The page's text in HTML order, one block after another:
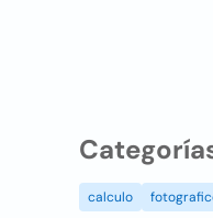
calculo